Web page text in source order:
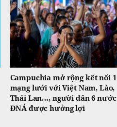
Campuchia mở rộng kết nối 1
mạng lưới với Việt Nam, Lào,
Thái Lan…, người dân 6 nước
ĐNÁ được hưởng lợi